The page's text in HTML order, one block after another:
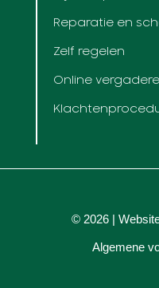
Reparatie en
Zelf regelen
Online
© 2026 |
Algemene